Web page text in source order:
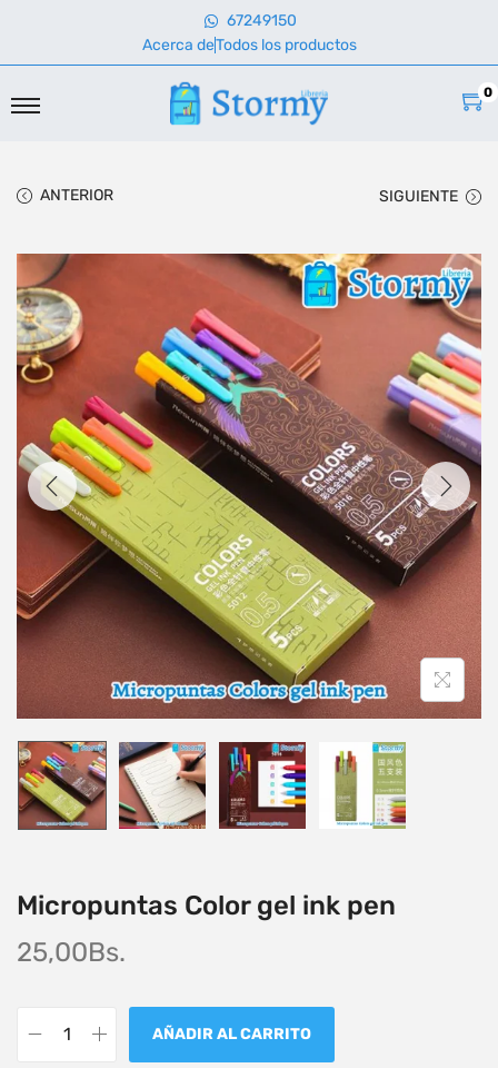
67249150
Acerca deTodos los productos
0
ANTERIOR SIGUIENTE
Micropuntas Color gel ink pen
25,00Bs.
AÑADIR AL CARRITO